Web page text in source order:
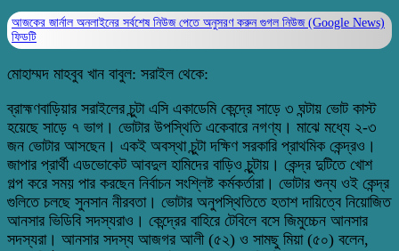
আজকের জার্নাল অনলাইনের সর্বশেষ নিউজ পেতে অনুসরণ করুন গুগল নিউজ (Google News)
ফিডটি
মোহাম্মদ মাহবুব খান বাবুল: সরাইল থেকে:
ব্রাহ্মণবাড়িয়ার সরাইলের চুন্টা এসি একাডেমি কেন্দ্রে সাড়ে ৩ ঘন্টায় ভোট কাস্ট
হয়েছে সাড়ে ৭ ভাগ। ভোটার উপস্থিতি একেবারে নগণ্য। মাঝে মধ্যে ২-৩
জন ভোটার আসছেন। একই অবস্থা চুন্টা দক্ষিণ সরকারি প্রাথমিক কেন্দ্রও।
জাপার প্রার্থী এডভোকেট আবদুল হামিদের বাড়িও চুন্টায়। কেন্দ্র দুটিতে খোশ
গল্প করে সময় পার করছেন নির্বাচন সংশ্লিষ্ট কর্মকর্তারা। ভোটার শুন্য ওই কেন্দ্র
গুলিতে চলছে সুনসান নীরবতা। ভোটার অনুপস্থিতিতে হতাশ দায়িত্বে নিয়োজিত
আনসার ভিডিবি সদস্যরাও। কেন্দ্রের বাহিরে টেবিলে বসে জিমুচ্চেন আনসার
সদস্যরা। আনসার সদস্য আজগর আলী (৫২) ও সামছু মিয়া (৫০) বলেন,